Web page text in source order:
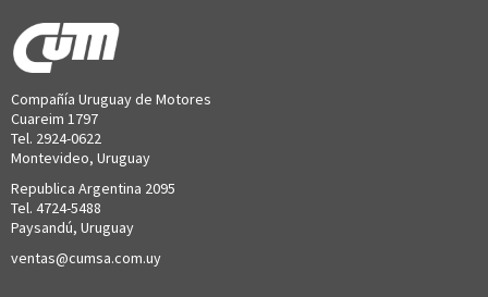
Compañía Uruguay de Motores
Cuareim 1797
Tel. 2924-0622
Montevideo, Uruguay
Republica Argentina 2095
Tel. 4724-5488
Paysandú, Uruguay
ventas@cumsa.com.uy